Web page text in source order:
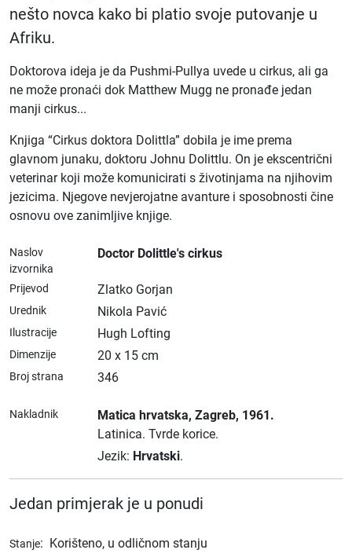
nešto novca kako bi platio svoje putovanje u
Afriku.
Doktorova ideja je da Pushmi-Pullya uvede u cirkus, ali ga
ne može pronaći dok Matthew Mugg ne pronađe jedan
manji cirkus...
Knjiga “Cirkus doktora Dolittla” dobila je ime prema
glavnom junaku, doktoru Johnu Dolittlu. On je ekscentrični
veterinar koji može komunicirati s životinjama na njihovim
jezicima. Njegove nevjerojatne avanture i sposobnosti čine
osnovu ove zanimljive knjige.
Naslov
izvornika
Doctor Dolittle's cirkus
Prijevod Zlatko Gorjan
Urednik Nikola Pavić
Ilustracije Hugh Lofting
Dimenzije 20 x 15 cm
Broj strana 346
Nakladnik Matica hrvatska, Zagreb, 1961.
Latinica. Tvrde korice.
Jezik: Hrvatski.
Jedan primjerak je u ponudi
Stanje: Korišteno, u odličnom stanju